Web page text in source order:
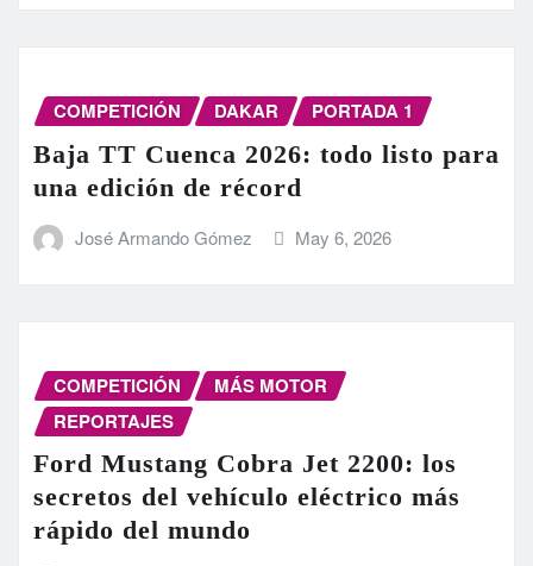
COMPETICIÓN DAKAR PORTADA 1
Baja TT Cuenca 2026: todo listo para
una edición de récord
José Armando Gómez May 6, 2026
COMPETICIÓN
MÁS MOTOR
REPORTAJES
Ford Mustang Cobra Jet 2200: los
secretos del vehículo eléctrico más
rápido del mundo